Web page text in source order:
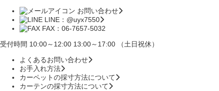
お問い合わせ
LINE：@uyx7550
FAX：06-7657-5032
受付時間 10:00～12:00 13:00～17:00 （土日祝休）
よくあるお問い合わせ
お手入れ方法
カーペットの採寸方法について
カーテンの採寸方法について